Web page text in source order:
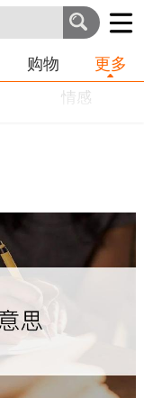
职业
购物 更多
情感